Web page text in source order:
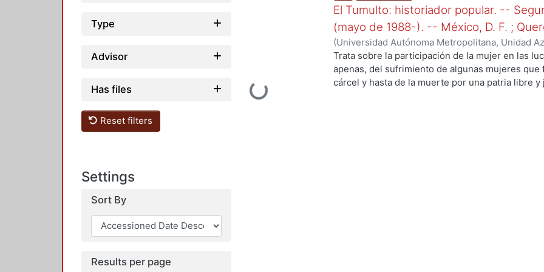
Type
Advisor
Has files
Reset filters
Settings
Sort By
Results per page
Loading...
El Tumulto: historiador popular. --
(mayo de 1988-). -- México, D. F. ;
(Universidad Autónoma Metropolitana, Unidad
Sociales y Humanidades, Departamento de
de Querétaro, Dirección de Extensión
Trata sobre la participación de la mujer en las
apenas, del sufrimiento de algunas mujeres
cárcel y hasta de la muerte por una patria libre y